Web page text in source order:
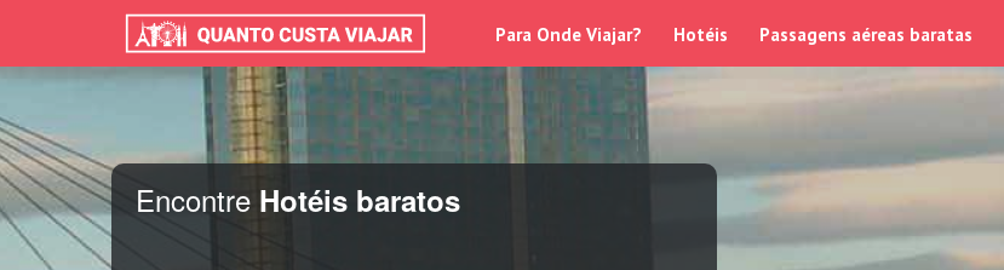
Para Onde Viajar? Hotéis Passagens aéreas baratas
Encontre Hotéis baratos